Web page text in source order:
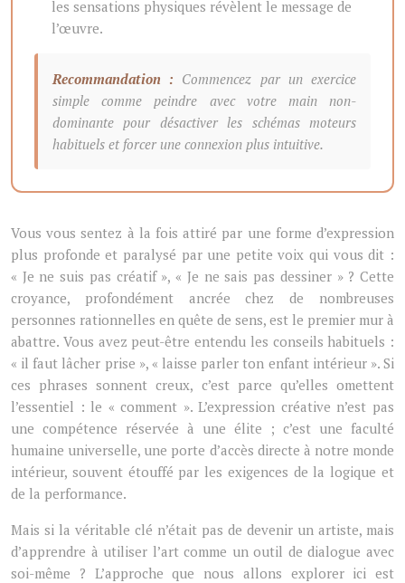
les sensations physiques révèlent le message de
l’œuvre.
Recommandation : Commencez par un exercice
simple comme peindre avec votre main non-
dominante pour désactiver les schémas moteurs
habituels et forcer une connexion plus intuitive.
Vous vous sentez à la fois attiré par une forme d’expression
plus profonde et paralysé par une petite voix qui vous dit :
« Je ne suis pas créatif », « Je ne sais pas dessiner » ? Cette
croyance, profondément ancrée chez de nombreuses
personnes rationnelles en quête de sens, est le premier mur à
abattre. Vous avez peut-être entendu les conseils habituels :
« il faut lâcher prise », « laisse parler ton enfant intérieur ». Si
ces phrases sonnent creux, c’est parce qu’elles omettent
l’essentiel : le « comment ». L’expression créative n’est pas
une compétence réservée à une élite ; c’est une faculté
humaine universelle, une porte d’accès directe à notre monde
intérieur, souvent étouffé par les exigences de la logique et
de la performance.
Mais si la véritable clé n’était pas de devenir un artiste, mais
d’apprendre à utiliser l’art comme un outil de dialogue avec
soi-même ? L’approche que nous allons explorer ici est